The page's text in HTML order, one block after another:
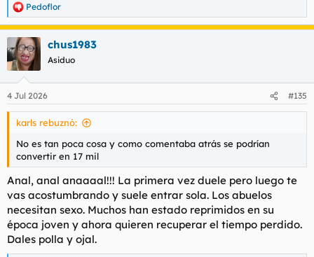
R
e
a
c
c
i
e
s
Pedoflor
chus1983
Asiduo
4 Jul 2026 #135
karls rebuznó:
No es tan poca cosa y como comentaba atrás se podrían
convertir en 17 mil
Anal, anal anaaaal!!! La primera vez duele pero luego te
vas acostumbrando y suele entrar sola. Los abuelos
necesitan sexo. Muchos han estado reprimidos en su
época joven y ahora quieren recuperar el tiempo perdido.
Dales polla y ojal.